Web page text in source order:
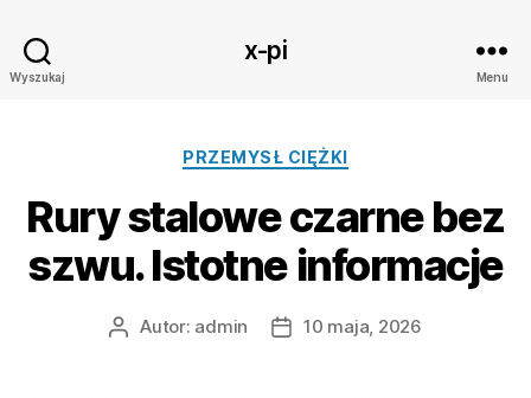
Wyszukaj
x-pi
Menu
Kategorie
PRZEMYSŁ CIĘŻKI
Rury stalowe czarne bez
szwu. Istotne informacje
AutorAutor: admin
Data10 maja, 2026